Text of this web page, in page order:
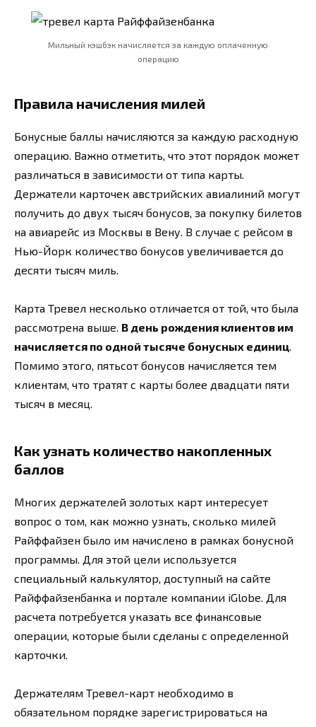
Мильный кэшбэк начисляется за каждую оплаченную
операцию
Правила начисления милей
Бонусные баллы начисляются за каждую расходную
операцию. Важно отметить, что этот порядок может
различаться в зависимости от типа карты.
Держатели карточек австрийских авиалиний могут
получить до двух тысяч бонусов, за покупку билетов
на авиарейс из Москвы в Вену. В случае с рейсом в
Нью-Йорк количество бонусов увеличивается до
десяти тысяч миль.
Карта Тревел несколько отличается от той, что была
рассмотрена выше. В день рождения клиентов им
начисляется по одной тысяче бонусных единиц.
Помимо этого, пятьсот бонусов начисляется тем
клиентам, что тратят с карты более двадцати пяти
тысяч в месяц.
Как узнать количество накопленных
баллов
Многих держателей золотых карт интересует
вопрос о том, как можно узнать, сколько милей
Райффайзен было им начислено в рамках бонусной
программы. Для этой цели используется
специальный калькулятор, доступный на сайте
Райффайзенбанка и портале компании iGlobe. Для
расчета потребуется указать все финансовые
операции, которые были сделаны с определенной
карточки.
Держателям Тревел-карт необходимо в
обязательном порядке зарегистрироваться на